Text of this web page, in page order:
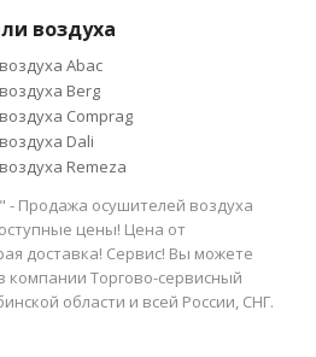
воздуха
Abac
Berg
Comprag
Dali
Remeza
- Продажа осушителей воздуха
цены! Цена от
доставка! Сервис! Вы можете
компании Торгово-сервисный
области и всей России, СНГ.